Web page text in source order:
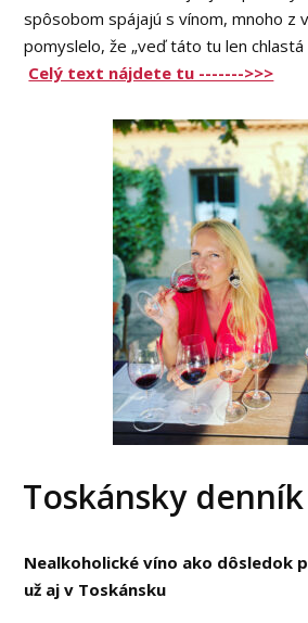
spôsobom spájajú s vínom, mnoho z
pomyslelo, že „veď táto tu len chlastá
Celý text nájdete tu ------->>>
Toskánsky
Nealkoholické víno ako dôsledok
už aj v Toskánsku